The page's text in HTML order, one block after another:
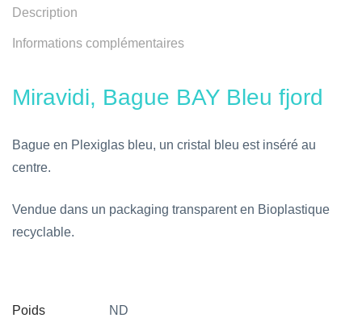
Description
Informations complémentaires
Miravidi, Bague BAY Bleu fjord
Bague en Plexiglas bleu, un cristal bleu est inséré au
centre.
Vendue dans un packaging transparent en Bioplastique
recyclable.
Poids ND